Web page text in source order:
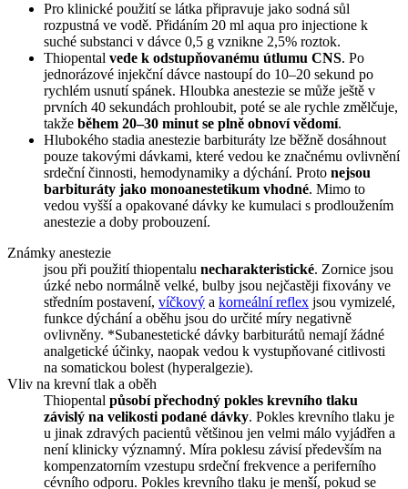
Pro klinické použití se látka připravuje jako sodná sůl
rozpustná ve vodě. Přidáním 20 ml aqua pro injectione k
suché substanci v dávce 0,5 g vznikne 2,5% roztok.
Thiopental vede k odstupňovanému útlumu CNS. Po
jednorázové injekční dávce nastoupí do 10–20 sekund po
rychlém usnutí spánek. Hloubka anestezie se může ještě v
prvních 40 sekundách prohloubit, poté se ale rychle změlčuje,
takže během 20–30 minut se plně obnoví vědomí.
Hlubokého stadia anestezie barbituráty lze běžně dosáhnout
pouze takovými dávkami, které vedou ke značnému ovlivnění
srdeční činnosti, hemodynamiky a dýchání. Proto nejsou
barbituráty jako monoanestetikum vhodné. Mimo to
vedou vyšší a opakované dávky ke kumulaci s prodloužením
anestezie a doby probouzení.
Známky anestezie
jsou při použití thiopentalu necharakteristické. Zornice jsou
úzké nebo normálně velké, bulby jsou nejčastěji fixovány ve
středním postavení, víčkový a korneální reflex jsou vymizelé,
funkce dýchání a oběhu jsou do určité míry negativně
ovlivněny. *Subanestetické dávky barbiturátů nemají žádné
analgetické účinky, naopak vedou k vystupňované citlivosti
na somatickou bolest (hyperalgezie).
Vliv na krevní tlak a oběh
Thiopental působí přechodný pokles krevního tlaku
závislý na velikosti podané dávky. Pokles krevního tlaku je
u jinak zdravých pacientů většinou jen velmi málo vyjádřen a
není klinicky významný. Míra poklesu závisí především na
kompenzatorním vzestupu srdeční frekvence a periferního
cévního odporu. Pokles krevního tlaku je menší, pokud se